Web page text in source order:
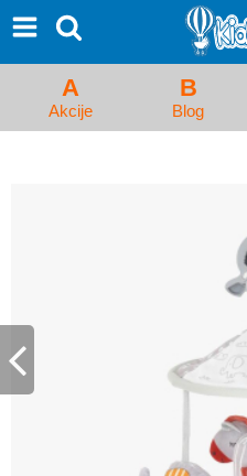
Proizvodi
Početna
Kolica za bebe i dečija kolica
Hranilice, flašice i cucle
Posteljine, vrećice i baldahini
A
Akcije
B
Blog